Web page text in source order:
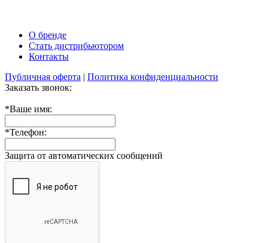
О бренде
Стать дистрибьютором
Контакты
Публичная оферта | Политика конфиденциальности
Заказать звонок:
*Ваше имя:
*Телефон:
Защита от автоматических сообщений